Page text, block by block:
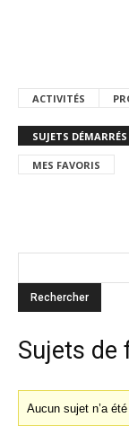
ACTIVITÉS
SUJETS DÉMARRÉS
MES FAVORIS
Sujets de
Aucun sujet n’a